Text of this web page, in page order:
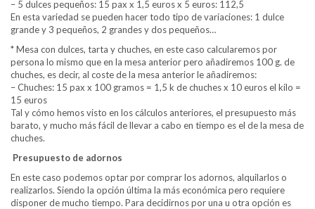
– 5 dulces pequeños: 15 pax x 1,5 euros x 5 euros: 112,5
En esta variedad se pueden hacer todo tipo de variaciones: 1 dulce
grande y 3 pequeños, 2 grandes y dos pequeños…
* Mesa con dulces, tarta y chuches, en este caso calcularemos por
persona lo mismo que en la mesa anterior pero añadiremos 100 g. de
chuches, es decir, al coste de la mesa anterior le añadiremos:
– Chuches: 15 pax x 100 gramos = 1,5 k de chuches x 10 euros el kilo =
15 euros
Tal y cómo hemos visto en los cálculos anteriores, el presupuesto más
barato, y mucho más fácil de llevar a cabo en tiempo es el de la mesa de
chuches.
Presupuesto de adornos
En este caso podemos optar por comprar los adornos, alquilarlos o
realizarlos. Siendo la opción última la más económica pero requiere
disponer de mucho tiempo. Para decidirnos por una u otra opción es